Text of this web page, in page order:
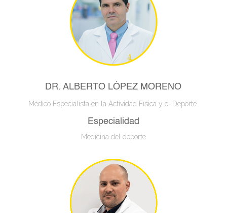
DR. ALBERTO LÓPEZ MORENO
Médico Especialista en la Actividad Física y el Deporte.
Especialidad
Medicina del deporte